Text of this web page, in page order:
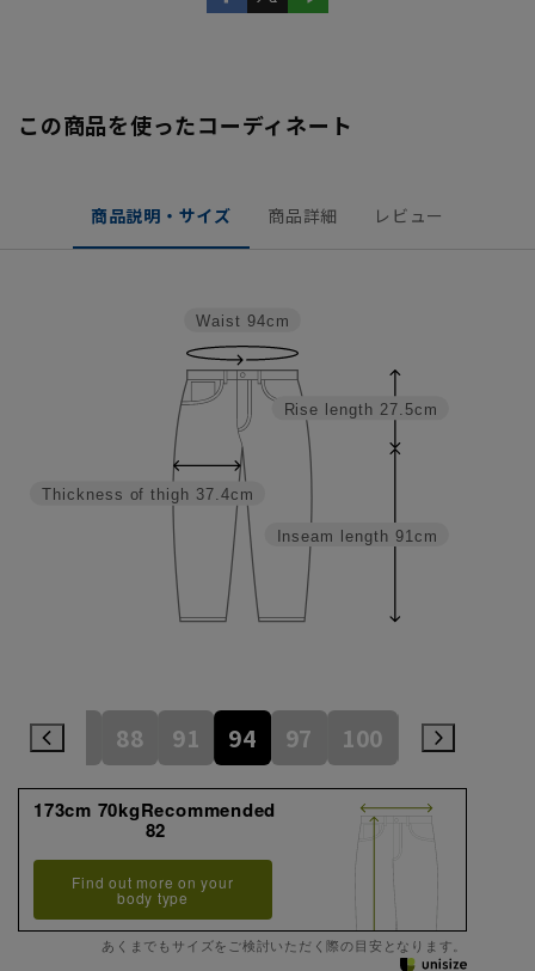
この商品を使ったコーディネート
商品説明・サイズ 商品詳細 レビュー
Inseam length 91cm
Rise length 27.5cm
Thickness of thigh 37.4cm
Waist 94cm
85 88 91 94 97 100 105
173cm 70kgRecommended
82
Find out more on your
body type
あくまでもサイズをご検討いただく際の目安となります。